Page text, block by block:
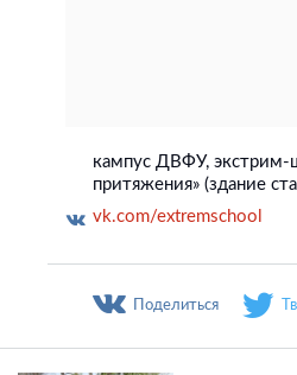
кампус ДВФУ, экстрим-
притяжения» (здание
vk.com/extremschool
Поделиться